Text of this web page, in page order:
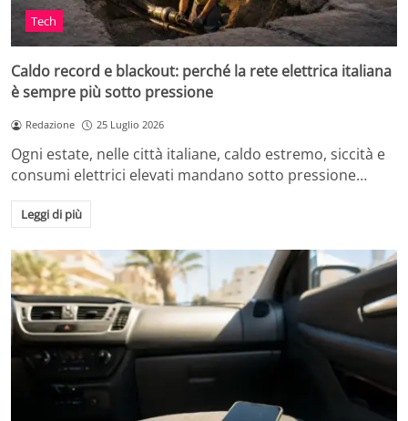
Tech
Caldo record e blackout: perché la rete elettrica italiana
è sempre più sotto pressione
Redazione 25 Luglio 2026
Ogni estate, nelle città italiane, caldo estremo, siccità e
consumi elettrici elevati mandano sotto pressione…
Leggi di più